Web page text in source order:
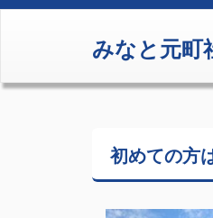
みなと元町
初めての方